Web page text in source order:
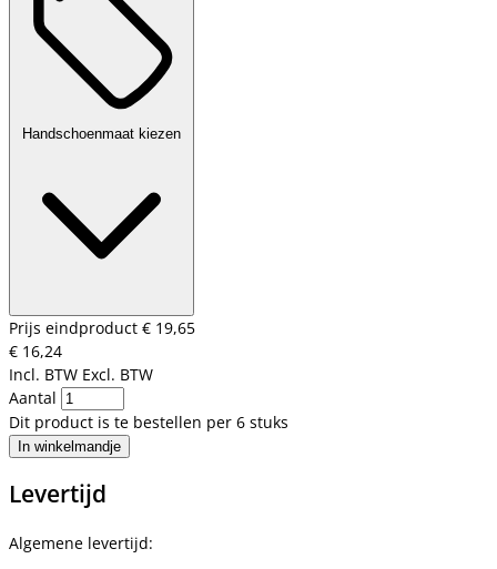
Handschoenmaat kiezen
Prijs eindproduct € 19,65
€ 16,24
Incl. BTW Excl. BTW
Aantal
Dit product is te bestellen per 6 stuks
In winkelmandje
Levertijd
Algemene levertijd: